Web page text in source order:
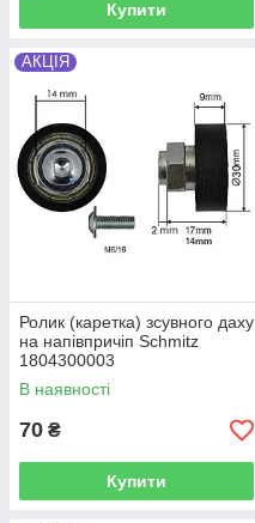
Купити
АКЦІЯ
Ролик (каретка) зсувного даху
на напівпричіп Schmitz
1804300003
В наявності
70 ₴
Купити